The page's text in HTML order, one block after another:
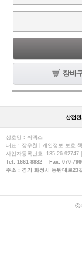
장바
상점정
상호명 : 쉬멕스
대표 : 장우천 | 개인정보 보호
사업자등록번호 :135-26-92747
Tel: 1661-8832 Fax: 070-
주소 : 경기 화성시 동탄대로23
ⓒ